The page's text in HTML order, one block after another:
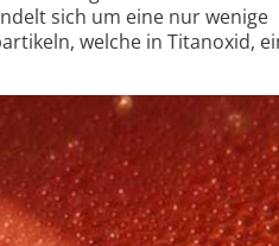
sich um eine nur wenige
welche in Titanoxid,